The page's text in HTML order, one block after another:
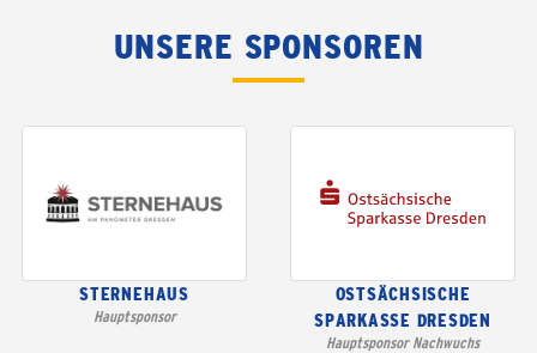
UNSERE SPONSOREN
STERNEHAUS
Hauptsponsor
OSTSÄCHSISCHE
SPARKASSE DRESDEN
Hauptsponsor Nachwuchs